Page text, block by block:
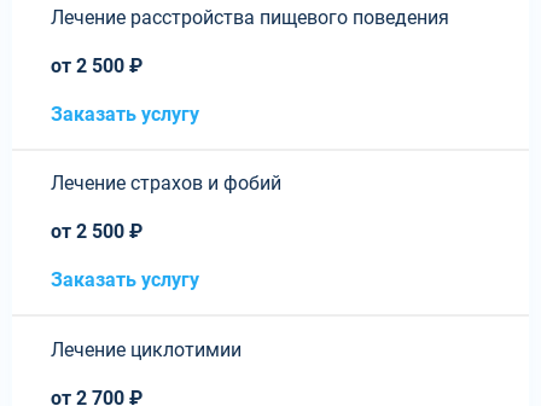
Лечение расстройства пищевого поведения
от 2 500 ₽
Заказать услугу
Лечение страхов и фобий
от 2 500 ₽
Заказать услугу
Лечение циклотимии
от 2 700 ₽